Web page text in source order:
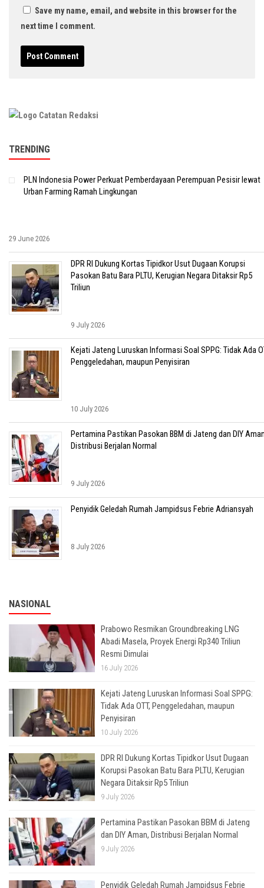
Save my name, email, and website in this browser for the
next time I comment.
TRENDING
PLN Indonesia Power Perkuat Pemberdayaan Perempuan Pesisir lewat
Urban Farming Ramah Lingkungan
29 June 2026
DPR RI Dukung Kortas Tipidkor Usut Dugaan Korupsi
Pasokan Batu Bara PLTU, Kerugian Negara Ditaksir Rp5
Triliun
9 July 2026
Kejati Jateng Luruskan Informasi Soal SPPG: Tidak Ada
Penggeledahan, maupun Penyisiran
10 July 2026
Pertamina Pastikan Pasokan BBM di Jateng dan DIY
Distribusi Berjalan Normal
9 July 2026
Penyidik Geledah Rumah Jampidsus Febrie Adriansyah
8 July 2026
NASIONAL
Prabowo Resmikan Groundbreaking LNG
Abadi Masela, Proyek Energi Rp340 Triliun
Resmi Dimulai
16 July 2026
Kejati Jateng Luruskan Informasi Soal SPPG:
Tidak Ada OTT, Penggeledahan, maupun
Penyisiran
10 July 2026
DPR RI Dukung Kortas Tipidkor Usut Dugaan
Korupsi Pasokan Batu Bara PLTU, Kerugian
Negara Ditaksir Rp5 Triliun
9 July 2026
Pertamina Pastikan Pasokan BBM di Jateng
dan DIY Aman, Distribusi Berjalan Normal
9 July 2026
Penyidik Geledah Rumah Jampidsus Febrie